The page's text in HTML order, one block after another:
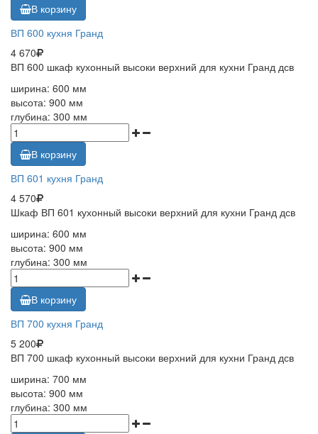
В корзину
ВП 600 кухня Гранд
4 670
ВП 600 шкаф кухонный высоки верхний для кухни Гранд дсв
ширина: 600 мм
высота: 900 мм
глубина: 300 мм
В корзину
ВП 601 кухня Гранд
4 570
Шкаф ВП 601 кухонный высоки верхний для кухни Гранд дсв
ширина: 600 мм
высота: 900 мм
глубина: 300 мм
В корзину
ВП 700 кухня Гранд
5 200
ВП 700 шкаф кухонный высоки верхний для кухни Гранд дсв
ширина: 700 мм
высота: 900 мм
глубина: 300 мм